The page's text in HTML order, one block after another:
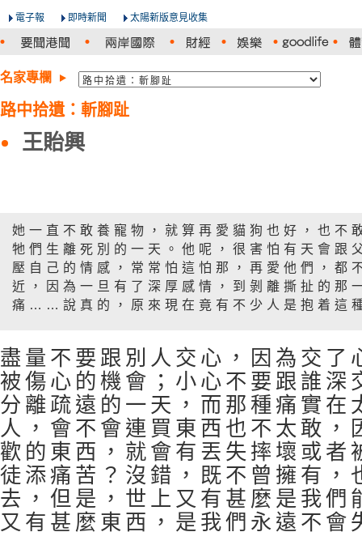
電子報 即時新聞 太陽新版意見收集
名家專欄
路中拾遺：斬腳趾
王貽興
她一直不敢養寵物，就算再愛貓狗也好，也不
牠們生離死別的一天。他呢，很害怕有天會跟
壓自己的情感，常常怕這怕那，再愛他們，都
近，因為一旦有了深厚感情，到剝離撕扯的那
痛……說真的，原來現在竟有不少人是抱着這
盡量不要跟別人交心，因為交了
被傷心的機會；小心不要跟誰深
分離疏遠的一天，而那種痛實
人，會不會連買東西也不太敢，
歡的東西，就會有丟失摔壞或者
徒添痛苦？沒錯，既不曾擁有，
去，但是，世上又有甚麼是我們
又有甚麼東西，是我們永遠不會